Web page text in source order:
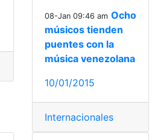
08-Jan 09:46 am Ocho
músicos tienden
puentes con la
música venezolana
10/01/2015
Internacionales